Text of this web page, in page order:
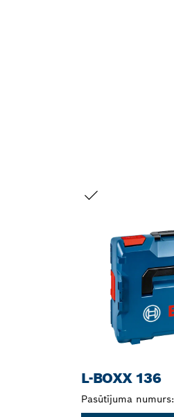
L-BOXX 136
Pasūtījuma numurs: